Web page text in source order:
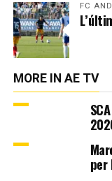
FC
MORE IN AE TV
per